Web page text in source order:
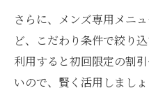
さらに、メンズ専用メニ
ど、こだわり条件で絞り
利用すると初回限定の割
いので、賢く活用しましょ